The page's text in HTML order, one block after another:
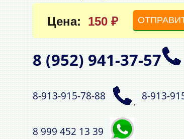
Цена: 150 ₽
8 (952)941‑37‑57
8‑913‑915‑78‑88
,
8 999 452 13 39